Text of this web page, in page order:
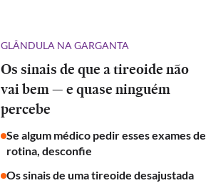
GLÂNDULA NA GARGANTA
Os sinais de que a tireoide não
vai bem — e quase ninguém
percebe
Se algum médico pedir esses exames de
rotina, desconfie
Os sinais de uma tireoide desajustada